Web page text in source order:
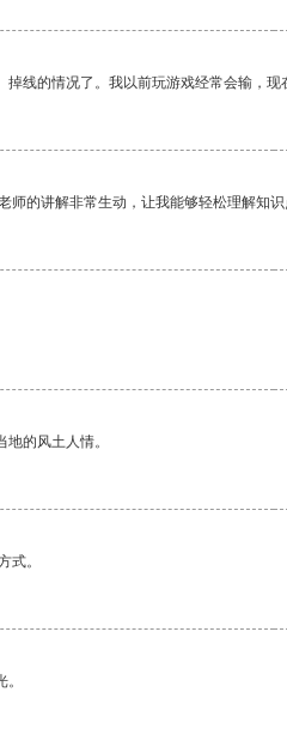
线的情况了。我以前玩游戏经常会输，现
的讲解非常生动，让我能够轻松理解知识
的风土人情。
式。